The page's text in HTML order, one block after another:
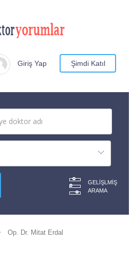
Giriş Yap Şimdi Katıl
GELIŞLMIŞ
ARAMA
Op. Dr. Mitat Erdal